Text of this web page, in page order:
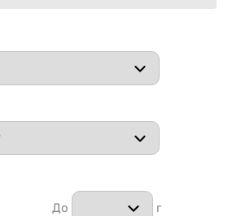
До г